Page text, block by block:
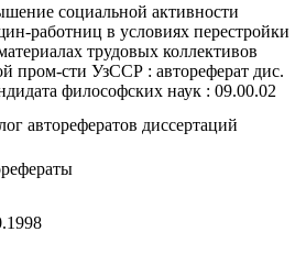
социальной активности
работниц в условиях перестройки
трудовых коллективов
пром-сти УзССР : автореферат дис.
философских наук : 09.00.02
авторефератов диссертаций